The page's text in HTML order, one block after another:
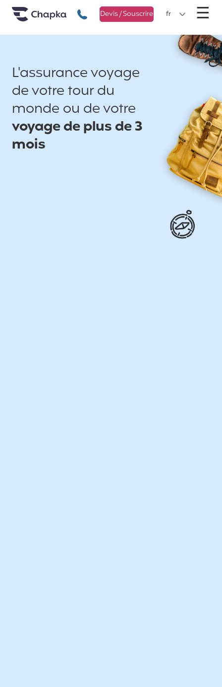
Chapka Assurances Voyages
+33 1 74 85 50 50
Devis / Souscrire fr ☰
L'assurance voyage
de votre tour du
monde ou de votre
voyage de plus de 3
mois